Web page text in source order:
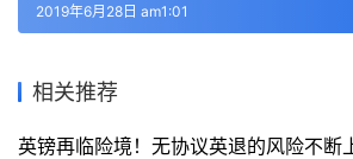
2019年6月28日 am1:01
相关推荐
英镑再临险境！无协议英退的风险不断